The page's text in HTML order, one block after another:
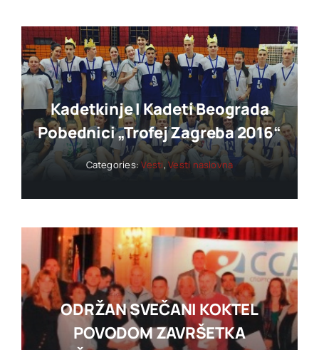
Kadetkinje I Kadeti Beograda
Pobednici „trofej Zagreba 2016“
Categories:Vesti,Vesti naslovna
ODRŽAN SVEČANI KOKTEL
POVODOM ZAVRŠETKA